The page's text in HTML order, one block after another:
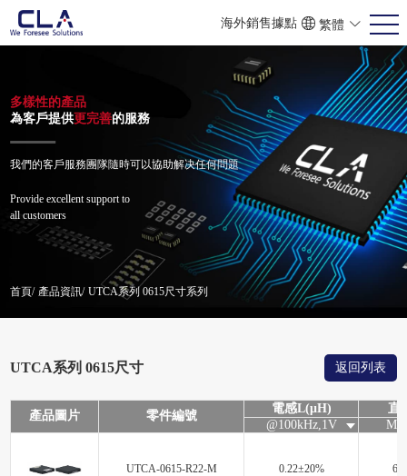
海外銷售據點 繁體
简体
ENG
POR
多樣性的產品
為客戶提供更完善的服務
我們的客戶服務團隊隨時可以協助解决任何問題
Provide excellent support to
all customers
首頁/ 產品資訊/ UTCA系列 0615尺寸系列
UTCA系列 0615尺寸 返回列表
產品圖片 零件編號
電感L(μH)
直
@100kHz,1V
UTCA-0615-R22-M 0.22±20% 6.0